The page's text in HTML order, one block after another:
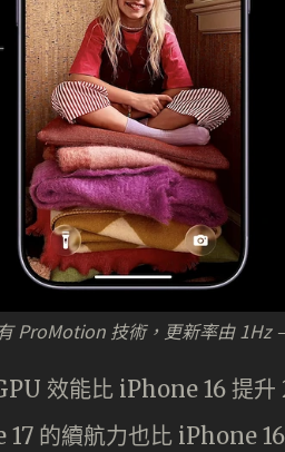
ProMotion 技術，更新率由 1Hz
效能比 iPhone 16 提
的續航力也比 iPhone